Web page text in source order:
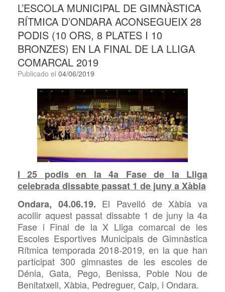
L’ESCOLA MUNICIPAL DE GIMNÀSTICA
RÍTMICA D’ONDARA ACONSEGUEIX 28
PODIS (10 ORS, 8 PLATES I 10
BRONZES) EN LA FINAL DE LA LLIGA
COMARCAL 2019
Publicado el 04/06/2019
I 25 podis en la 4a Fase de la Lliga
celebrada dissabte passat 1 de juny a Xàbia
Ondara, 04.06.19. El Pavelló de Xàbia va
acollir aquest passat dissabte 1 de juny la 4a
Fase i Final de la X Lliga comarcal de les
Escoles Esportives Municipals de Gimnàstica
Rítmica temporada 2018-2019, en la que han
participat 300 gimnastes de les escoles de
Dénia, Gata, Pego, Benissa, Poble Nou de
Benitatxell, Xàbia, Pedreguer, Calp, i Ondara.